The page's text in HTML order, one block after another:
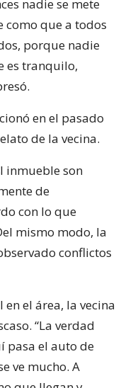
nadie se mete
como que a todos
porque nadie
es tranquilo,
en el pasado
de la vecina.
inmueble son
de
con lo que
mismo modo, la
conflictos
el área, la vecina
“La verdad
pasa el auto de
ve mucho. A